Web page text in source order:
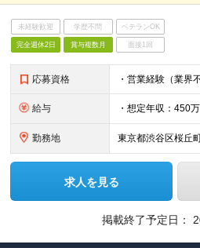
未経験歓迎 学歴不問 ベテランOK
完全週休2日 賞与複数月 面接1回
応募資格
給与
勤務地
求人を見る
掲載終了予定日：